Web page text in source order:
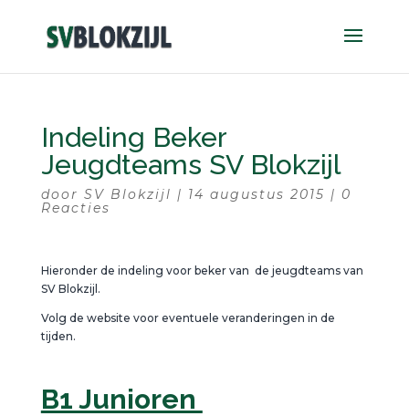
Indeling Beker
Jeugdteams SV Blokzijl
door SV Blokzijl | 14 augustus 2015 | 0
Reacties
Hieronder de indeling voor beker van de jeugdteams van
SV Blokzijl.
Volg de website voor eventuele veranderingen in de
tijden.
B1 Junioren